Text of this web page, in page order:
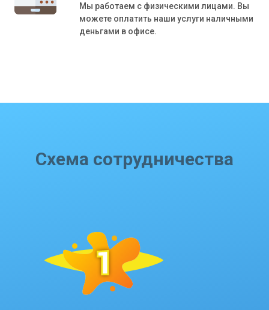
Мы работаем с физическими лицами. Вы
можете оплатить наши услуги наличными
деньгами в офисе.
Схема сотрудничества